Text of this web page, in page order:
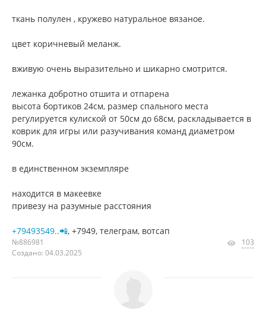
ткань полулен , кружево натуральное вязаное.
цвет коричневый меланж.
вживую очень выразительно и шикарно смотрится.
лежанка добротно отшита и отпарена
высота бортиков 24см, размер спального места
регулируется кулиской от 50см до 68см, раскладывается в
коврик для игры или разучивания команд диаметром
90см.
в единственном экземпляре
находится в макеевке
привезу на разумные расстояния
+79493549..📲, +7949, телеграм, вотсап
№886981
Создано: 04.03.2025
103